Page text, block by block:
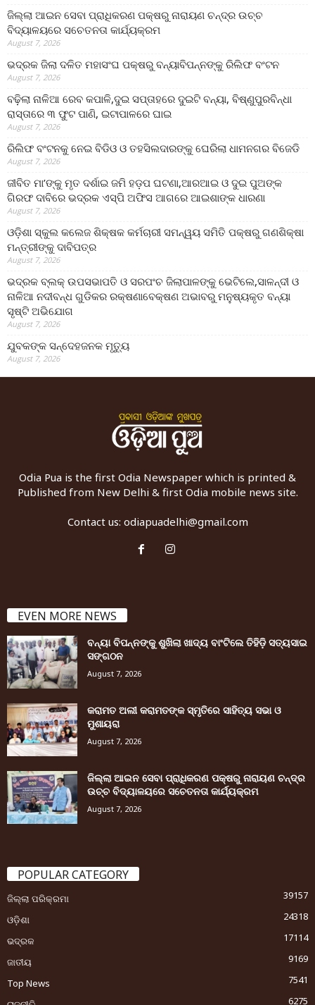
ଜିଲ୍ଲା ଆଇନ ସେବା ପ୍ରାଧିକରଣ ପକ୍ଷରୁ ନାରାୟଣ ଚନ୍ଦ୍ର ଉଚ୍ଚ
ବିଦ୍ୟାଳୟରେ ସଚେତନତା କାର୍ଯ୍ୟକ୍ରମ
August 7, 2026
ଭଦ୍ରକ ଜିଲା ଦଳିତ ମହାସଂଘ ପକ୍ଷରୁ ବନ୍ୟାବିପନ୍ନଙ୍କୁ ରିଲିଫ ବଂଟନ
August 7, 2026
ବଢ଼ିଲା ନାଳିଆ ରେବ କପାଳି,ଦୁଇ ସପ୍ତାହରେ ଦୁଇଟି ବନ୍ୟା, ବିଷ୍ଣୁପୁରବିନ୍ଧା
ରାସ୍ତାରେ ୩ ଫୁଟ ପାଣି, ଇଟାପାଳରେ ଘାଇ
August 7, 2026
ରିଲିଫ ବଂଟନକୁ ନେଇ ବିଡିଓ ଓ ତହସିଲଦାରଙ୍କୁ ଘେରିଲା ଧାମନଗର ବିଜେଡି
August 7, 2026
ଜୀବିତ ମା’ଙ୍କୁ ମୃତ ଦର୍ଶାଇ ଜମି ହଡ଼ପ ଘଟଣା,ଆରଆଇ ଓ ଦୁଇ ପୁଅଙ୍କ
ଗିରଫ ଦାବିରେ ଭଦ୍ରକ ଏସ୍‌ପି ଅଫିସ ଆଗରେ ଆଇଶାଙ୍କ ଧାରଣା
August 7, 2026
ଓଡ଼ିଶା ସ୍କୁଲ କଲେଜ ଶିକ୍ଷକ କର୍ମଚାରୀ ସମନ୍ୱୟ ସମିତି ପକ୍ଷରୁ ଗଣଶିକ୍ଷା
ମନ୍ତ୍ରୀଙ୍କୁ ଦାବିପତ୍ର
August 7, 2026
ଭଦ୍ରକ ବ୍ଲକ୍ ଉପସଭାପତି ଓ ସରପଂଚ ଜିଲାପାଳଙ୍କୁ ଭେଟିଲେ,ସାଳନ୍ଦୀ ଓ
ନାଳିଆ ନଦୀବନ୍ଧ ଗୁଡିକର ରକ୍ଷଣାବେକ୍ଷଣ ଅଭାବରୁ ମନୁଷ୍ୟକୃତ ବନ୍ୟା
ସୃଷ୍ଟି ଅଭିଯୋଗ
August 7, 2026
ଯୁବକଙ୍କ ସନ୍ଦେହଜନକ ମୃତ୍ୟୁ
August 7, 2026
Odia Pua is the first Odia Newspaper which is printed &
Published from New Delhi & first Odia mobile news site.
Contact us: odiapuadelhi@gmail.com
EVEN MORE NEWS
ବନ୍ୟା ବିପନ୍ନଙ୍କୁ ଶୁଖିଲା ଖାଦ୍ୟ ବାଂଟିଲେ ତିହିଡି଼ ସତ୍ୟସାଇ
ସଙ୍ଗଠନ
August 7, 2026
କରାମତ ଅଲୀ କରାମତଙ୍କ ସ୍ମୃତିରେ ସାହିତ୍ୟ ସଭା ଓ
ମୁଶାୟରା
August 7, 2026
ଜିଲ୍ଲା ଆଇନ ସେବା ପ୍ରାଧିକରଣ ପକ୍ଷରୁ ନାରାୟଣ ଚନ୍ଦ୍ର
ଉଚ୍ଚ ବିଦ୍ୟାଳୟରେ ସଚେତନତା କାର୍ଯ୍ୟକ୍ରମ
August 7, 2026
POPULAR CATEGORY
ଜିଲ୍ଲା ପରିକ୍ରମା
39157
ଓଡ଼ିଶା
24318
ଭଦ୍ରକ
17114
ଜାତୀୟ
9169
Top News
7541
6275